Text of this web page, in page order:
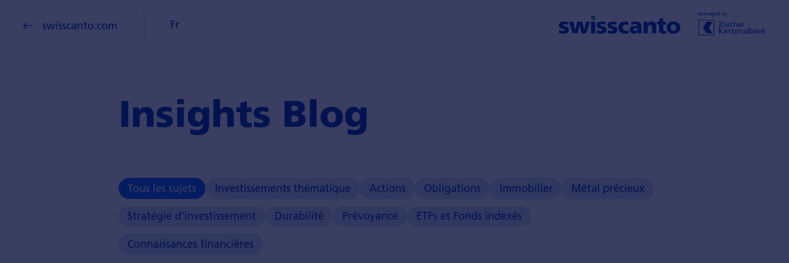
swisscanto.com Fr
Insights Blog
Tous les sujets Investissements thématique Actions Obligations Immobilier Métal précieux
Stratégie d'investissement Durabilité Prévoyance ETFs et Fonds indexés
Connaissances financières